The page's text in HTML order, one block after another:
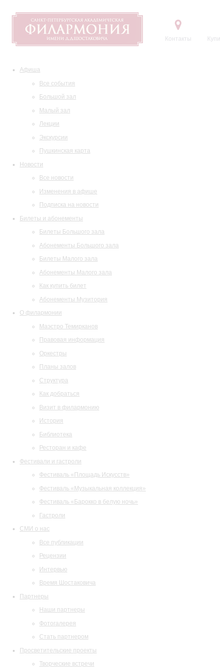
Контакты
Афиша
Все события
Большой зал
Малый зал
Лекции
Экскурсии
Пушкинская карта
Новости
Все новости
Изменения в афише
Подписка на новости
Билеты и абонементы
Билеты Большого зала
Абонементы Большого зала
Билеты Малого зала
Абонементы Малого зала
Как купить билет
Абонементы Музитория
О филармонии
Маэстро Темирканов
Правовая информация
Оркестры
Планы залов
Структура
Как добраться
Визит в филармонию
История
Библиотека
Ресторан и кафе
Фестивали и гастроли
Фестиваль «Площадь Искусств»
Фестиваль «Музыкальная коллекция»
Фестиваль «Барокко в белую ночь»
Гастроли
СМИ о нас
Все публикации
Рецензии
Интервью
Время Шостаковича
Партнеры
Наши партнеры
Фотогалерея
Стать партнером
Просветительские проекты
Творческие встречи